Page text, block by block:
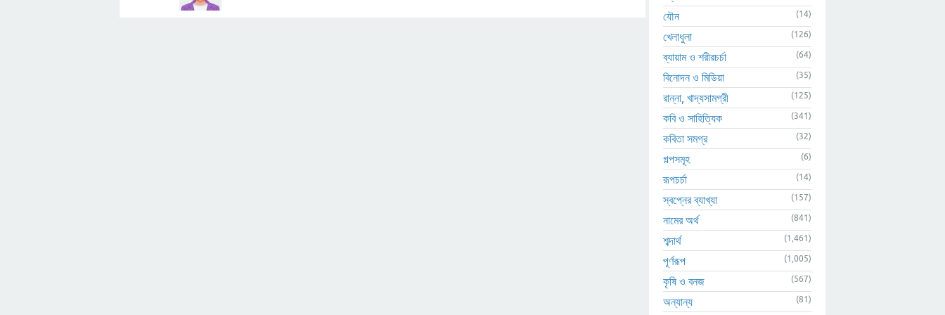
যৌন
(14)
খেলাধুলা (126)
ব্যায়াম ও শরীরচর্চা (64)
বিনোদন ও মিডিয়া (35)
রান্না, খাদ্যসামগ্রী (125)
কবি ও সাহিত্যিক (341)
কবিতা সমগ্র (32)
গল্পসমূহ (6)
রূপচর্চা (14)
স্বপ্নের ব্যাখ্যা (157)
নামের অর্থ (841)
শব্দার্থ (1,461)
পূর্ণরূপ (1,005)
কৃষি ও বনজ (567)
অন্যান্য (81)